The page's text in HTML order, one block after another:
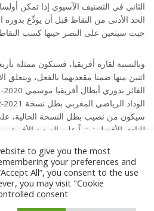
الثاني في التصنيف الآسيوي إذا تمكن
الحد الأدنى من النقاط قبل أن يودِّع
حيث سيتعين على النصر حينها كسب النقاط
وبالنسبة لقارة أفريقيا، فستكون ممثلة
اثنين منها ضمنا مقعديهما بالفعل،
سيكون من نصيب بطل النسخة الحالية،
للنادي الأفضل ترتيباً على الصعيد الأفريقي.
يُذكر أن ماميلودي صنداونز الجنوب
الفريقان الوحيدان اللذان يمكنهما التأهل
to give you the most
your preferences and
All”, you consent to the use
you may visit "Cookie
consent.